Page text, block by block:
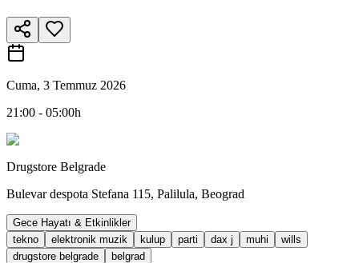
Cuma, 3 Temmuz 2026
21:00 - 05:00h
Drugstore Belgrade
Bulevar despota Stefana 115, Palilula, Beograd
Gece Hayatı & Etkinlikler
tekno
elektronik muzik kulup parti dax j muhi
wills
drugstore belgrade
belgrad